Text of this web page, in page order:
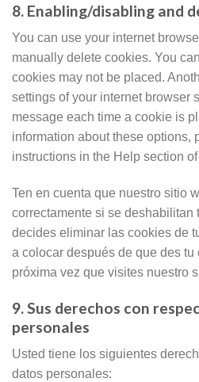
8. Enabling/disabling and
You can use your internet
manually delete cookies. You
cookies may not be placed.
settings of your internet browser
message each time a cookie is
information about these options,
instructions in the Help section
Ten en cuenta que nuestro sitio
correctamente si se deshabilitan
decides eliminar las cookies de
a colocar después de que des tu
próxima vez que visites nuestro
9. Sus derechos con
personales
Usted tiene los siguientes
datos personales: